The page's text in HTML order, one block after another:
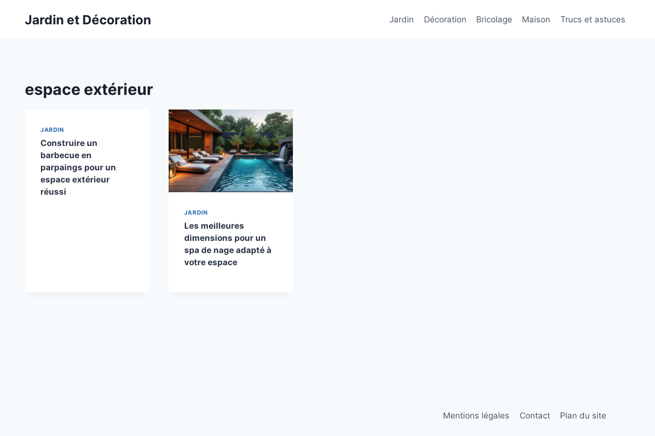
Jardin et Décoration Jardin Décoration Bricolage Maison Trucs et astuces
espace extérieur
JARDIN
Construire un
barbecue en
parpaings pour un
espace extérieur
réussi
JARDIN
Les meilleures
dimensions pour un
spa de nage adapté à
votre espace
Mentions légales Contact Plan du site